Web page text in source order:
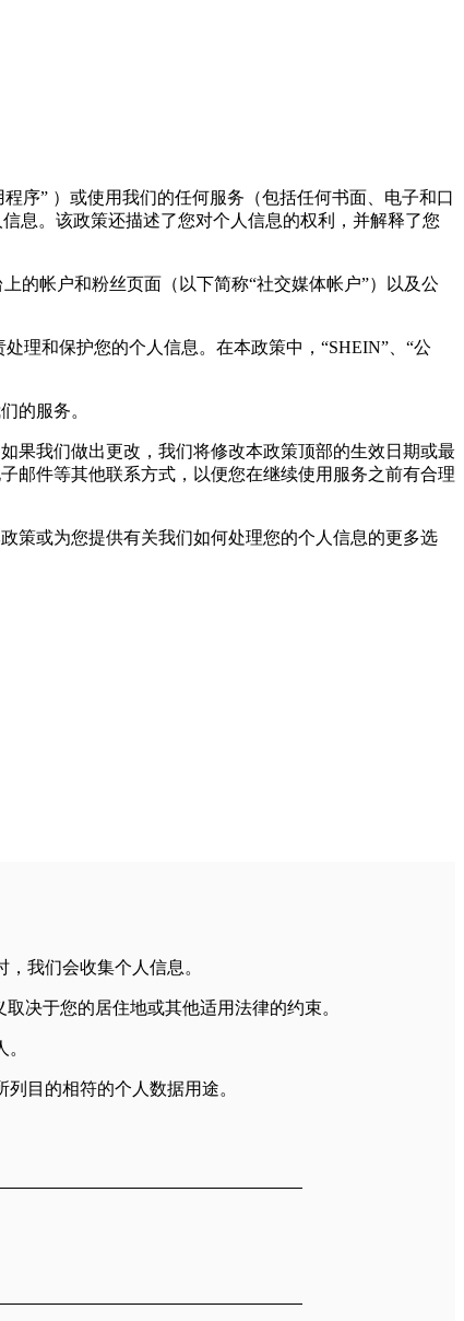
序” ）或使用我们的任何服务（包括任何书面、电子和口
息。该政策还描述了您对个人信息的权利，并解释了您
的帐户和粉丝页面（以下简称“社交媒体帐户”）以及公
理和保护您的个人信息。在本政策中，“SHEIN”、“公
的服务。
果我们做出更改，我们将修改本政策顶部的生效日期或最
邮件等其他联系方式，以便您在继续使用服务之前有合理
策或为您提供有关我们如何处理您的个人信息的更多选
我们会收集个人信息。
决于您的居住地或其他适用法律的约束。
目的相符的个人数据用途。